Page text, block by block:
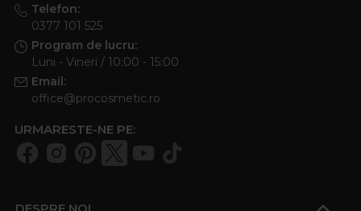
Telefon:
0377 101 525
Program de lucru:
Luni - Vineri / 10:00 - 15:00
Email:
office@procosmetic.ro
URMARESTE-NE PE: